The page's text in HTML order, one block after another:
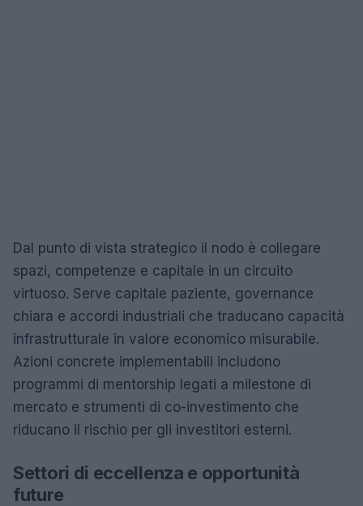
Dal punto di vista strategico il nodo è collegare
spazi, competenze e capitale in un circuito
virtuoso. Serve capitale paziente, governance
chiara e accordi industriali che traducano capacità
infrastrutturale in valore economico misurabile.
Azioni concrete implementabili includono
programmi di mentorship legati a milestone di
mercato e strumenti di co-investimento che
riducano il rischio per gli investitori esterni.
Settori di eccellenza e opportunità
future